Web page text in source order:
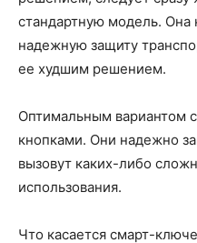
стандартную модель. Она
надежную защиту
ее худшим решением.
Оптимальным вариантом
кнопками. Они надежно
вызовут каких-либо
использования.
Что касается смарт-